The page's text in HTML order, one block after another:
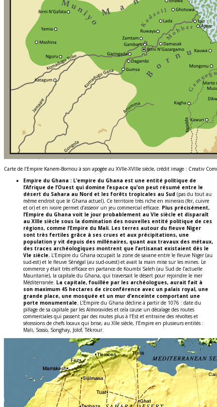
Carte de l’Empire Kanem-Bornou à son apogée au XVIIe-XVIIIe siècle, crédit image : Creativ
Empire du Ghana : L’empire du Ghana est une entité politique de
l’Afrique de l’Ouest qui domine l’espace qu’on peut résumé entre le
désert du Sahara au Nord et les forêts tropicales au Sud (pas du tout au
même endroit que le Ghana actuel). Ce territoire très riche en minerais (fer, cuivre
et or) et en ivoire permet d’asseoir un jeu commercial efficace. Plus précisément,
l’Empire du Ghana voit le jour probablement au VIe siècle et disparaît
au XIIIe siècle sous la domination des nouvelles entité politique de ces
régions, comme l’Empire du Mali. Les terres autour du fleuve Niger
sont très fertiles grâce à ses crues et aux précipitations, une
population y vit depuis des millénaires, quant aux travaux des métaux,
des traces archéologiques montrent que l’artisanat existaient dès le
VIe siècle. L’Empire du Ghana occupait la zone de savane entre le fleuve Niger (au
sud-est) et le fleuve Sénégal (au sud-ouest) et avait la main mise sur les mines. Le
commerce y était très efficace en partance de Koumbi Saleh (au Sud de l’actuelle
Mauritanie), la capitale du Ghana, qui traversait le désert pour rejoindre le mer
Méditerranée. La capitale, fouillée par les archéologues, aurait fait à
son maximum 45 hectares de circonférence avec un palais royal, une
grande place, une mosquée et un mur d’enceinte comportant une
porte monumentale. L’Empire du Ghana décline à partir de 1076 : date du
pillage de sa capitale par les Almoravides et cela cause un décalage des routes
commerciales qui passent par des routes plus à l’Est et entraine des révoltes et
sécessions de chefs locaux qui brise, au XIIe siècle, l’Empire en plusieurs entités :
Mali, Sosso, Songhay, Jolof, Tékrour.